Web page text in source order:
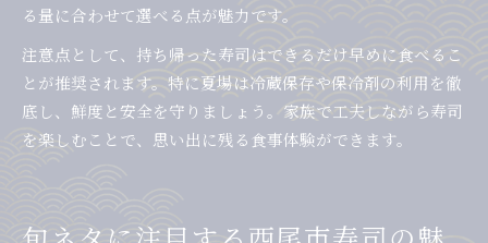
る量に合わせて選べる点が魅力です。
注意点として、持ち帰った寿司はできるだけ早めに食べるこ
とが推奨されます。特に夏場は冷蔵保存や保冷剤の利用を徹
底し、鮮度と安全を守りましょう。家族で工夫しながら寿司
を楽しむことで、思い出に残る食事体験ができます。